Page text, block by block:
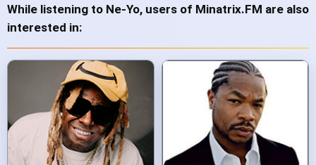
While listening to Ne-Yo, users of Minatrix.FM are also
interested in: